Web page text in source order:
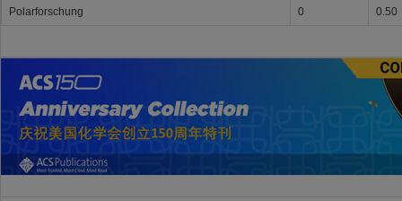
Polarforschung 0 0.50